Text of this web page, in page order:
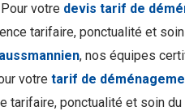
votre devis tarif de
tarifaire, ponctualité et
, nos équipes
votre tarif de
ponctualité et soin